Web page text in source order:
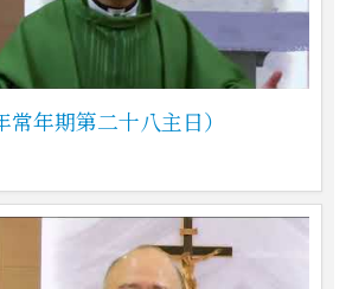
年期第二十八主日）